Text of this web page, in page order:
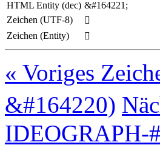
HTML Entity (dec) &#164221;
Zeichen (UTF-8)
𨅽
Zeichen (Entity)
𨅽
« Voriges
&#164220)
IDEOGRAPH-